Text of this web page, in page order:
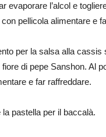
evaporare l’alcol e
pellicola alimentare e
per la salsa alla
di pepe Sanshon. Al
e far raffreddare.
pastella per il baccalà.